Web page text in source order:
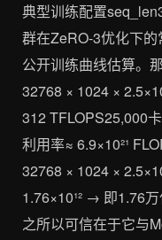
典型训练配置
群在ZeRO-3优化下
公开训练曲线估算。
32768 × 1024 ×
312 TFLOPS25,000
利用率≈ 6.9×10²¹
32768 × 1024 ×
1.76×10¹² → 即1.76
之所以可信在于它与